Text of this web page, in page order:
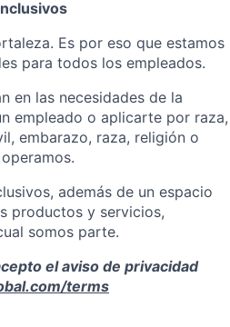
Es por eso que estamos
para todos los empleados.
en las necesidades de la
empleado o aplicarte por raza,
embarazo, raza, religión o
además de un espacio
productos y servicios,
somos parte.
el aviso de privacidad
terms